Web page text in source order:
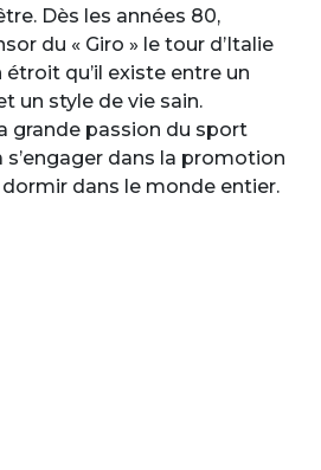
Dès les années 80,
du « Giro » le tour d’Italie
qu’il existe entre un
un style de vie sain.
grande passion du sport
s’engager dans la promotion
dans le monde entier.